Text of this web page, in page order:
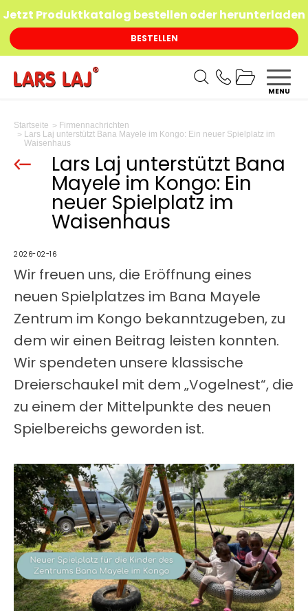
Jetzt Produktkatalog bestellen oder herunterladen
BESTELLEN
MENU
Startseite
Firmennachrichten
Lars Laj unterstützt Bana Mayele im Kongo: Ein neuer Spielplatz im
Waisenhaus
Lars Laj unterstützt Bana
Mayele im Kongo: Ein
neuer Spielplatz im
Waisenhaus
2026-02-16
Wir freuen uns, die Eröffnung eines
neuen Spielplatzes im Bana Mayele
Zentrum im Kongo bekanntzugeben, zu
dem wir einen Beitrag leisten konnten.
Wir spendeten unsere klassische
Dreierschaukel mit dem „Vogelnest“, die
zu einem der Mittelpunkte des neuen
Spielbereichs geworden ist.